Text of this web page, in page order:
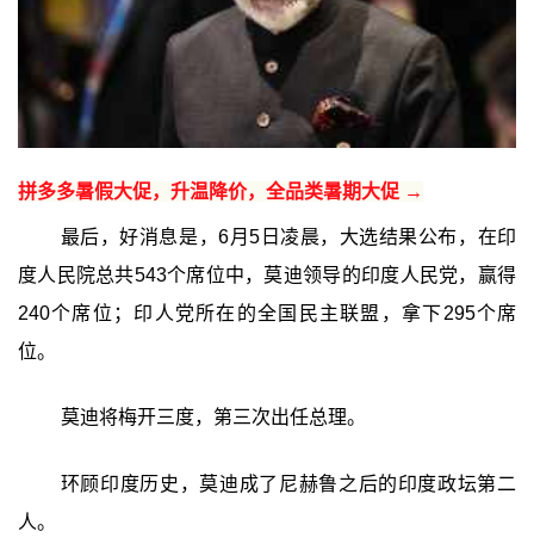
拼多多暑假大促，升温降价，全品类暑期大促 →
最后，好消息是，6月5日凌晨，大选结果公布，在印
度人民院总共543个席位中，莫迪领导的印度人民党，赢得
240个席位；印人党所在的全国民主联盟，拿下295个席
位。
莫迪将梅开三度，第三次出任总理。
环顾印度历史，莫迪成了尼赫鲁之后的印度政坛第二
人。